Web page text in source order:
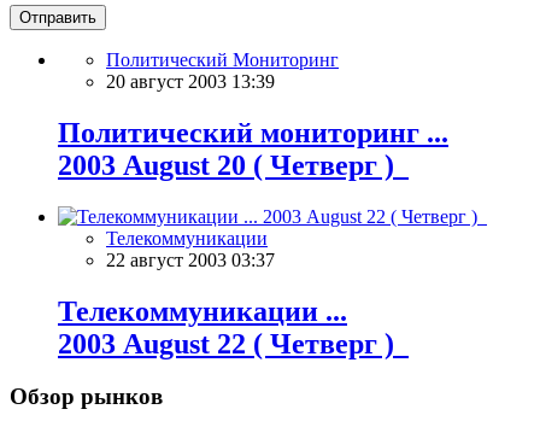
Отправить
Политический Мониторинг
20 август 2003 13:39
Политический мониторинг ...
2003 August 20 ( Четверг )
Телекоммуникации
22 август 2003 03:37
Телекоммуникации ...
2003 August 22 ( Четверг )
Обзор рынков